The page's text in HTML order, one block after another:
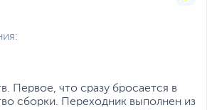
Первое, что сразу бросается в
сборки. Переходник выполнен из